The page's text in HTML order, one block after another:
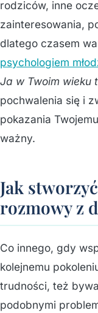
rodziców, inne
zainteresowania,
dlatego czasem
psychologiem
Ja w Twoim wieku
pochwalenia się i
pokazania
ważny.
Jak
rozmowy z
Co innego, gdy
kolejnemu
trudności, też
podobnymi